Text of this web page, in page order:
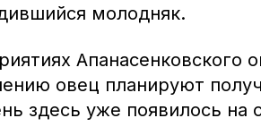
молодняк.
Апанасенковского
овец планируют
здесь уже появилось на